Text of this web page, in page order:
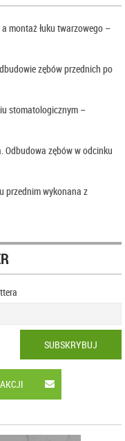
montaż łuku twarzowego –
zębów przednich po
stomatologicznym –
Odbudowa zębów w odcinku
przednim wykonana z
SUBSKRYBUJ